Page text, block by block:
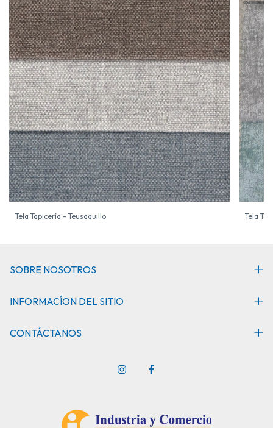
Tela Tapicería - Teusaquillo Tela
SOBRE NOSOTROS
INFORMACÍON DEL SITIO
CONTÁCTANOS